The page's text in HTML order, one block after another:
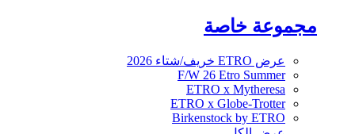
مجموعة خاصة
عرض ETRO خريف/شتاء 2026
F/W 26 Etro Summer
ETRO x Mytheresa
ETRO x Globe-Trotter
Birkenstock by ETRO